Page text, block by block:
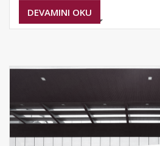
DEVAMINI OKU